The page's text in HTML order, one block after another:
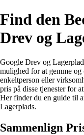
Find den
Drev og
Google Drev og
mulighed for at gemme
enkeltperson eller
pris på disse tjenester for
Her finder du en guide til
Lagerplads.
Sammenlign